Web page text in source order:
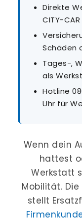
Direkte
CITY-
Schäden
Tages-,
als
Hotline
Uhr für
Wenn dein
hattest
Werkstatt
Mobilität.
stellt